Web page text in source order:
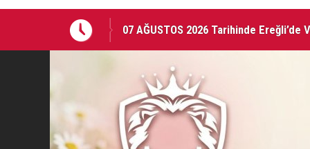
07 AĞUSTOS 2026 Tarihinde Ereğli’de
EREĞLİ'DE GÜNDEMİ SARSAN İSTİFA